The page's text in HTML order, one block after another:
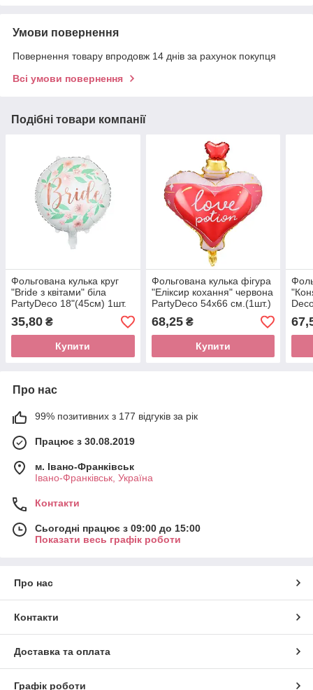
Умови повернення
Повернення товару впродовж 14 днів за рахунок покупця
Всі умови повернення
Подібні товари компанії
Фольгована кулька круг
"Bride з квітами" біла
PartyDeco 18"(45см) 1шт.
35,80 ₴
Купити
Фольгована кулька фігура
"Еліксир кохання" червона
PartyDeco 54х66 см.(1шт.)
68,25₴
Купити
Про нас
99% позитивних з 177 відгуків за рік
Працює з 30.08.2019
м. Івано-Франківськ
Івано-Франківськ, Україна
Контакти
Сьогодні працює з 09:00 до 15:00
Показати весь графік роботи
Про нас
Контакти
Доставка та оплата
Графік роботи